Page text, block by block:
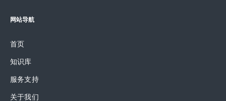
网站导航
首页
知识库
服务支持
关于我们